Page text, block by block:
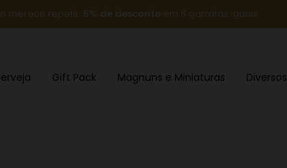
merece repetir: 5% de desconto em 6 garrafas iguais
Gift Pack Magnuns e Miniaturas Diversos